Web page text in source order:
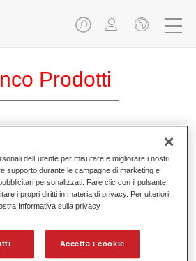
Prodotti
Putty 7715
37077150
4025331901945
dell`utente per misurare e migliorare i nostri
supporto durante le campagne di marketing e
personalizzati. Fare clic con il pulsante
i propri diritti in materia di privacy. Per ulteriori
Informativa sulla privacy
Accetta i cookie